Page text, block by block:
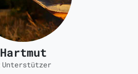
Hartmut
Unterstützer